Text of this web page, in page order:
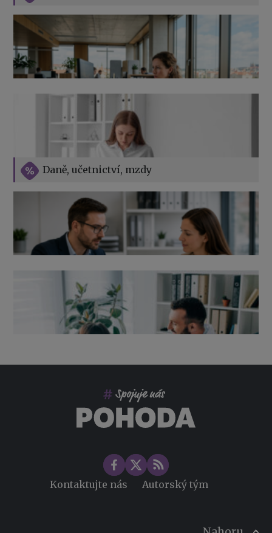
Daně, učetnictví, mzdy
Vše o překážkách v práci na straně zaměstnavatele
Výpověď ze zdravotních důvodů 2026 – průvodce pro
zaměstnavatele
Jak na podnikání při rodičovské dovolené
Přehledy pro OSSZ a zdravotní pojišťovny – jak na ně
v roce 2026
Kontaktujte nás Autorský tým